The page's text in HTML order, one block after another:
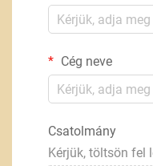
Cég neve
Csatolmány
Kérjük, töltsön fel